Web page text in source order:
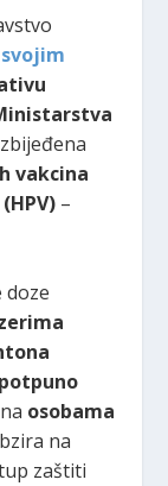
vakcina
–
doze
potpuno
osobama
na
zaštiti